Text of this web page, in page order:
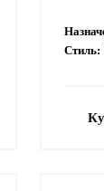
Стиль: